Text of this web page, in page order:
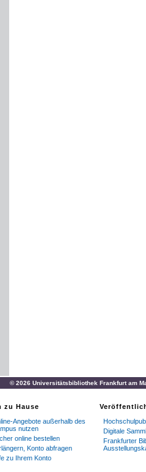
© 2026 Universitätsbibliothek Frankfurt am
zu Hause
Angebote außerhalb des
nutzen
online bestellen
Konto abfragen
zu Ihrem Konto
Digitale
Frankfurter